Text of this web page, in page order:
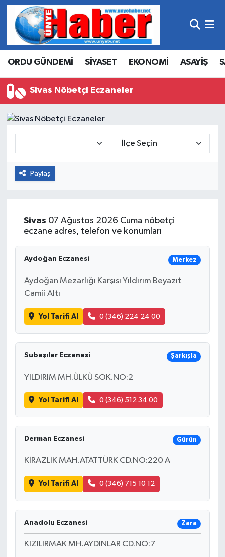
ORDU GÜNDEMİ SİYASET EKONOMİ ASAYİŞ
Sivas Nöbetçi Eczaneler
Paylaş
Sivas 07 Ağustos 2026 Cuma nöbetçi
eczane adres, telefon ve konumları
Aydoğan Eczanesi Merkez
Aydoğan Mezarlığı Karşısı Yıldırım Beyazıt
Camii Altı
Yol Tarifi Al 0 (346) 224 24 00
Subaşılar Eczanesi Şarkışla
YILDIRIM MH.ÜLKÜ SOK.NO:2
Yol Tarifi Al 0 (346) 512 34 00
Derman Eczanesi Gürün
KİRAZLIK MAH.ATATTÜRK CD.NO:220 A
Yol Tarifi Al 0 (346) 715 10 12
Anadolu Eczanesi Zara
KIZILIRMAK MH.AYDINLAR CD.NO:7
Hava Durumu
Trafik Durumu
Süper Lig Puan Durumu ve Fikstür
Tüm Manşetler
Son Dakika Haberleri
Haber Arşivi